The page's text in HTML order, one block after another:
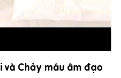
Chảy máu âm đạo